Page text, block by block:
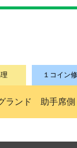
１コイン
ランド 助手席側